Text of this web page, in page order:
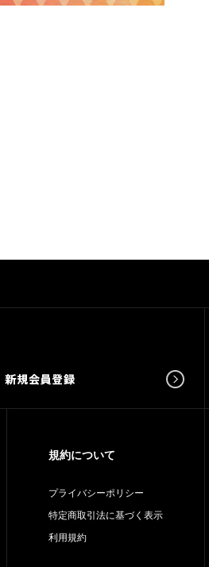
規約について
プライバシーポリシー
特定商取引法に基づく表示
利用規約